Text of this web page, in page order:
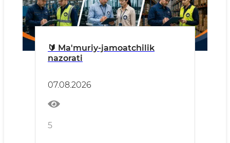
🔰 Ma'muriy-jamoatchilik
nazorati
07.08.2026
5